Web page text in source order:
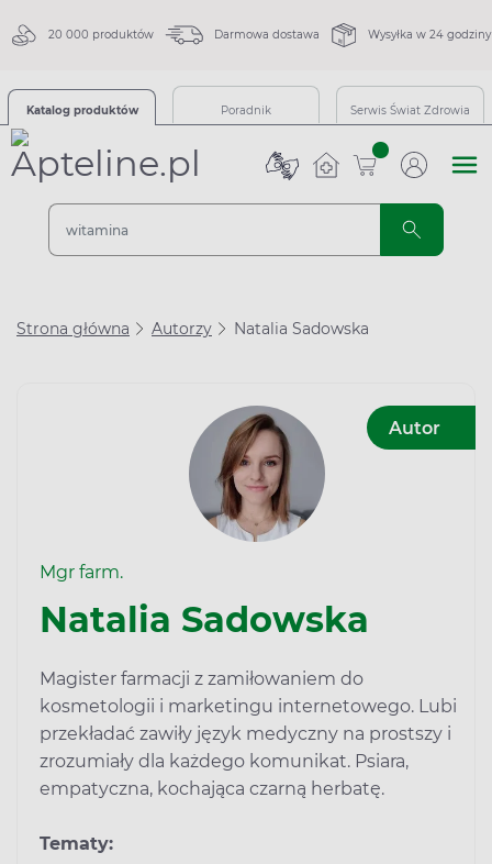
20 000 produktów Darmowa dostawa Wysyłka w 24 godziny
Katalog produktów Poradnik Serwis Świat Zdrowia
sztuk
Strona główna Autorzy Natalia Sadowska
Mgr farm.
Natalia Sadowska
Magister farmacji z zamiłowaniem do
kosmetologii i marketingu internetowego. Lubi
przekładać zawiły język medyczny na prostszy i
zrozumiały dla każdego komunikat. Psiara,
empatyczna, kochająca czarną herbatę.
Tematy:
Autor